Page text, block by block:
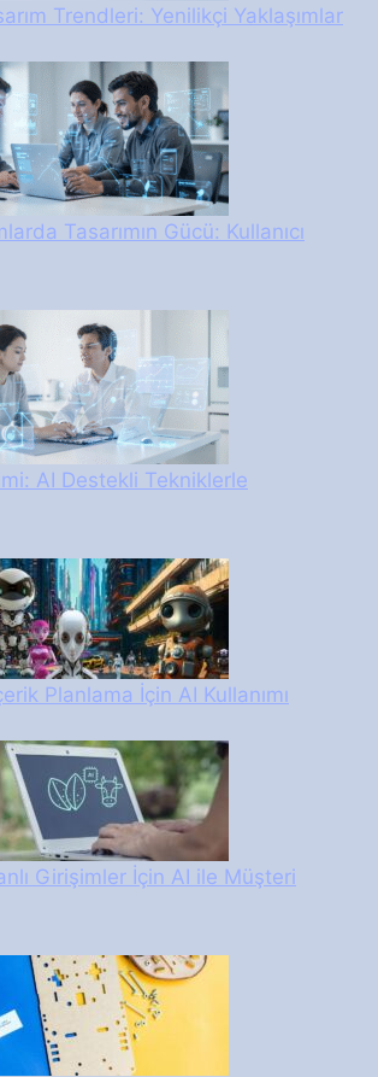
Trendleri: Yenilikçi Yaklaşımlar
Tasarımın Gücü: Kullanıcı
AI Destekli Tekniklerle
Planlama İçin AI Kullanımı
Girişimler İçin AI ile Müşteri